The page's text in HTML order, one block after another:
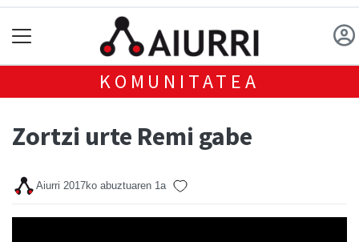
KOMUNITATEA
Zortzi urte Remi gabe
Aiurri 2017ko abuztuaren 1a